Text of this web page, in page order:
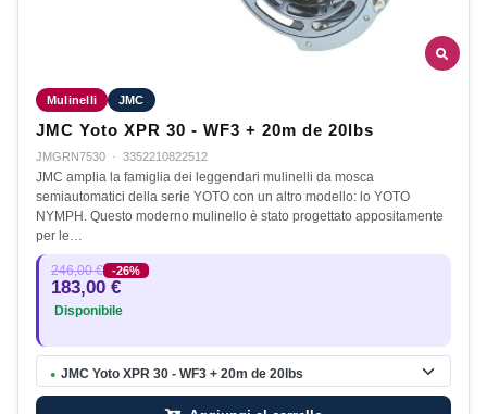
Mulinelli JMC
JMC Yoto XPR 30 - WF3 + 20m de 20lbs
JMGRN7530 · 3352210822512
JMC amplia la famiglia dei leggendari mulinelli da mosca
semiautomatici della serie YOTO con un altro modello: lo YOTO
NYMPH. Questo moderno mulinello è stato progettato appositamente
per le…
246,00 € -26%
183,00 €
Disponibile
● JMC Yoto XPR 30 - WF3 + 20m de 20lbs